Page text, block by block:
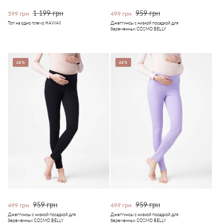
599 грн 1 199 грн
Топ на одно плечо HAWAII
499 грн 959 грн
Джеггинсы с низкой посадкой для
беременных COSMO BELLY
48%
499 грн 959 грн
Джеггинсы с низкой посадкой для
беременных COSMO BELLY
48%
499 грн 959 грн
Джеггинсы с низкой посадкой для
беременных COSMO BELLY